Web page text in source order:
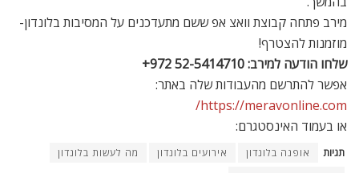
מירב פתחה קבוצת וואצ אפ ששם מתעדכנים על המסיבות בלונדון-
מוזמנות להצטרף!
שלחו הודעה למירב: ⁦+972 52-5414710⁩
אפשר להתרשם מהעבודות שלה באתר:
https://meravonline.com/
או בעמוד האינסטגרם:
תגיות אופנה בלונדון אירועים בלונדון
מה לעשות בלונדון